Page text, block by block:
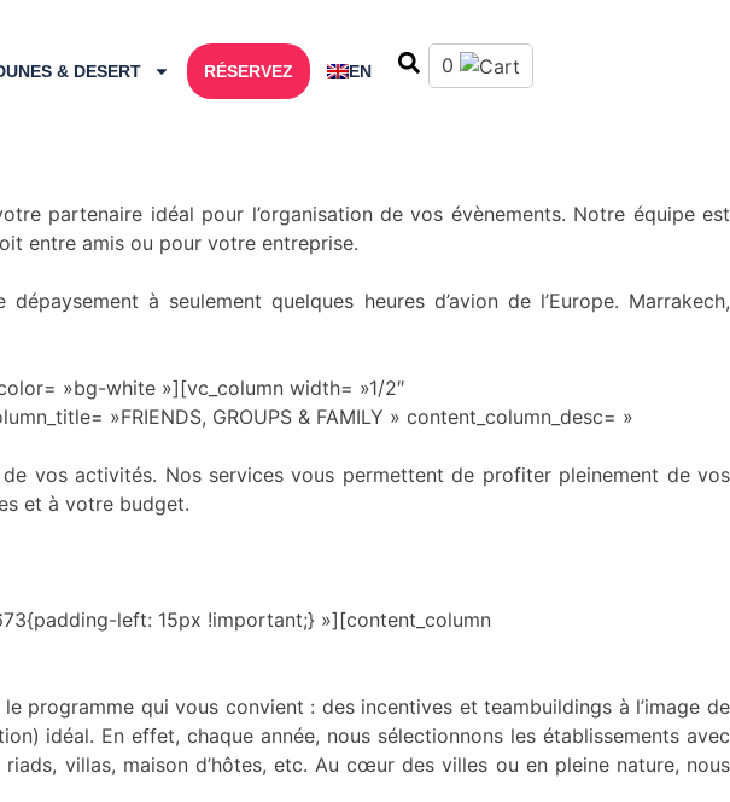
& DESERT RÉSERVEZ EN 0
partenaire idéal pour l’organisation de vos évènements. Notre équipe est
entre amis ou pour votre entreprise.
à seulement quelques heures d’avion de l’Europe. Marrakech,
»bg-white »][vc_column width= »1/2″
»FRIENDS, GROUPS & FAMILY » content_column_desc= »
vos activités. Nos services vous permettent de profiter pleinement de vos
et à votre budget.
left: 15px !important;} »][content_column
programme qui vous convient : des incentives et teambuildings à l’image de
idéal. En effet, chaque année, nous sélectionnons les établissements avec
villas, maison d’hôtes, etc. Au cœur des villes ou en pleine nature, nous